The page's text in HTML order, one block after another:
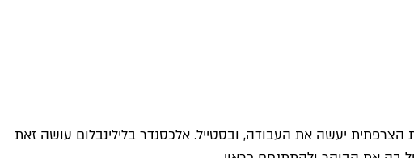
הצרפתית יעשה את העבודה, ובסטייל. אלכסנדר בלילינבלום עושה זאת